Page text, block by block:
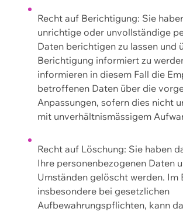
Recht auf Berichtigung: Sie
unrichtige oder unvollständige
Daten berichtigen zu lassen und
Berichtigung informiert zu
informieren in diesem Fall die
betroffenen Daten über die
Anpassungen, sofern dies nicht
mit unverhältnismässigem
Recht auf Löschung: Sie haben
Ihre personenbezogenen Daten
Umständen gelöscht werden. Im
insbesondere bei gesetzlichen
Aufbewahrungspflichten, kann